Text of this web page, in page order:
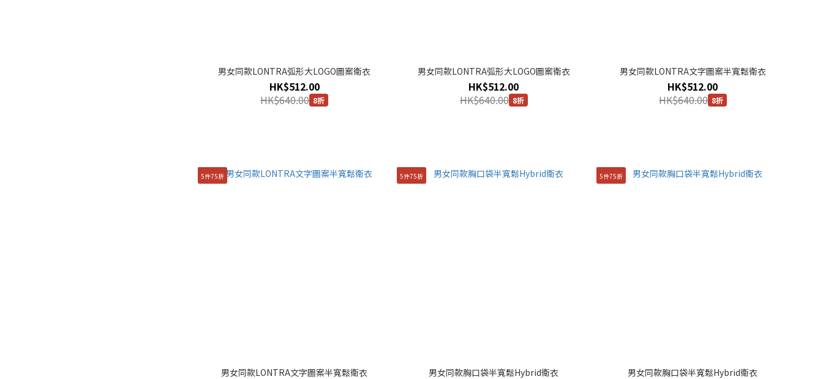
男女同款LONTRA弧形大LOGO圖案衛衣
HK$512.00
HK$640.00 8折
男女同款LONTRA弧形大LOGO圖案衛衣
HK$512.00
HK$640.00 8折
男女同款LONTRA文字圖案半寬鬆衛衣
HK$512.00
HK$640.00 8折
5件75折
男女同款LONTRA文字圖案半寬鬆衛衣
5件75折
男女同款胸口袋半寬鬆Hybrid衛衣
5件75折
男女同款胸口袋半寬鬆Hybrid衛衣